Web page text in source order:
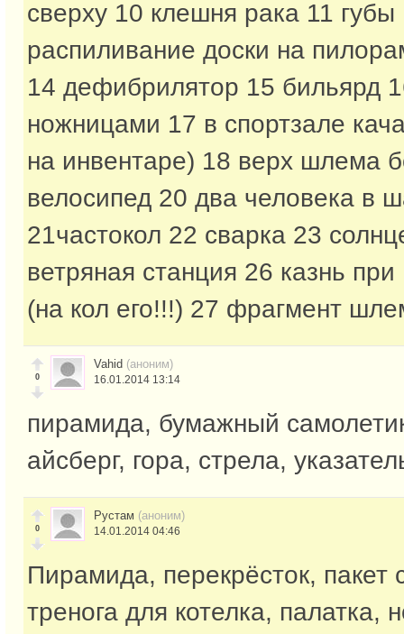
сверху 10 клешня рака 11 губы
распиливание доски на
14 дефибрилятор 15 бильярд
ножницами 17 в спортзале
на инвентаре) 18 верх шлема
велосипед 20 два человека в
21частокол 22 сварка 23
ветряная станция 26 казнь
(на кол его!!!) 27 фрагмент
0
Vahid (аноним)
16.01.2014 13:14
пирамида, бумажный
айсберг, гора, стрела,
0
Рустам (аноним)
14.01.2014 04:46
Пирамида, перекрёсток, пакет
тренога для котелка, палатка,